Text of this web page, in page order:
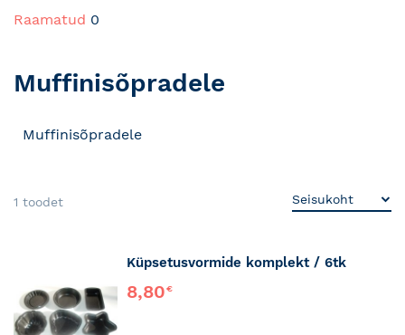
Raamatud 0
Muffinisõpradele
Muffinisõpradele
1 toodet
Küpsetusvormide komplekt / 6tk
8,80€